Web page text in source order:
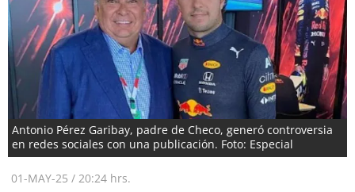
Antonio Pérez Garibay, padre de Checo, generó controversia
en redes sociales con una publicación. Foto: Especial
01-MAY-25 / 20:24 hrs.